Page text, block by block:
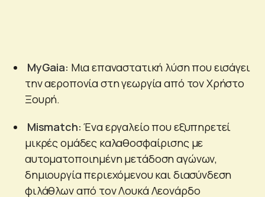
MyGaia: Μια επαναστατική λύση που εισάγει
την αεροπονία στη γεωργία από τον Χρήστο
Ξουρή.
Mismatch: Ένα εργαλείο που εξυπηρετεί
μικρές ομάδες καλαθοσφαίρισης με
αυτοματοποιημένη μετάδοση αγώνων,
δημιουργία περιεχόμενου και διασύνδεση
φιλάθλων από τον Λουκά Λεονάρδο